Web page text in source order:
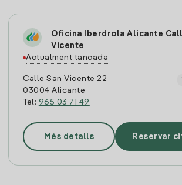
Oficina Iberdrola Alicante
Vicente
Actualment tancada
Calle San Vicente 22
03004 Alicante
Tel: 965 03 71 49
Més detalls Reservar